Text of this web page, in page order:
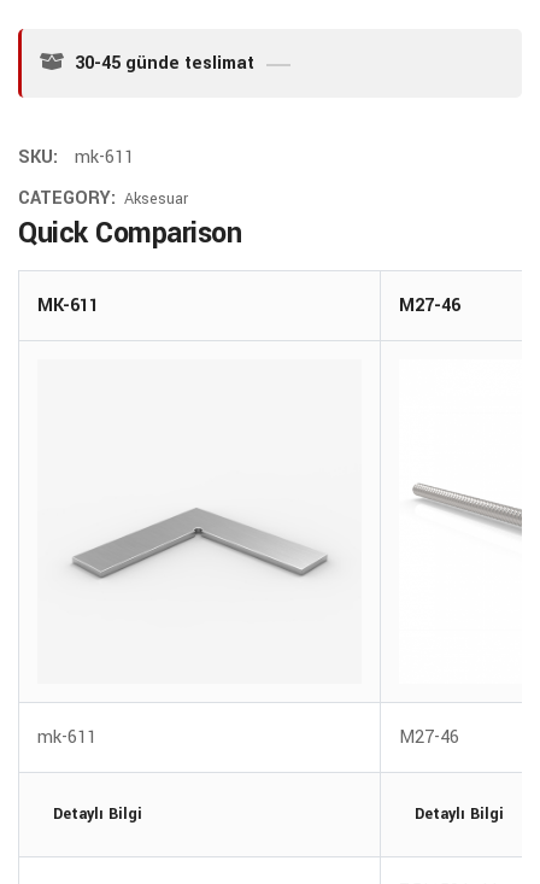
30-45 günde teslimat
SKU:
mk-611
CATEGORY: Aksesuar
Quick Comparison
MK-611 M27-46
mk-611 M27-46
Detaylı Bilgi Detaylı Bilgi